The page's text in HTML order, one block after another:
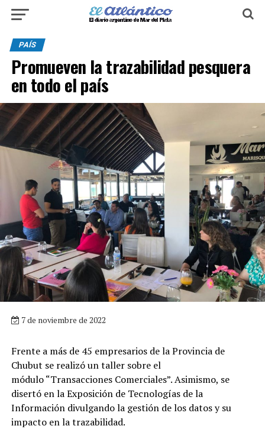
PAÍS
Promueven la trazabilidad pesquera
en todo el país
7 de noviembre de 2022
Frente a más de 45 empresarios de la Provincia de
Chubut se realizó un taller sobre el
módulo “Transacciones Comerciales”. Asimismo, se
disertó en la Exposición de Tecnologías de la
Información divulgando la gestión de los datos y su
impacto en la trazabilidad.